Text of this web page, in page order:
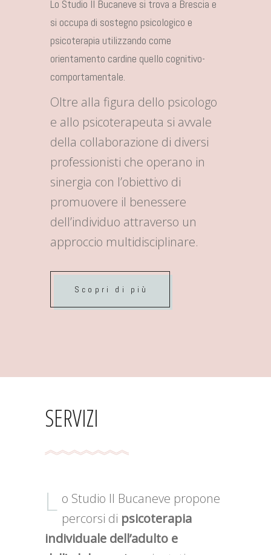
Lo Studio Il Bucaneve si trova a Brescia e
si occupa di sostegno psicologico e
psicoterapia utilizzando come
orientamento cardine quello cognitivo-
comportamentale.
Oltre alla figura dello psicologo
e allo psicoterapeuta si avvale
della collaborazione di diversi
professionisti che operano in
sinergia con l’obiettivo di
promuovere il benessere
dell’individuo attraverso un
approccio multidisciplinare.
Scopri di più
SERVIZI
L o Studio Il Bucaneve propone
percorsi di psicoterapia
individuale dell’adulto e